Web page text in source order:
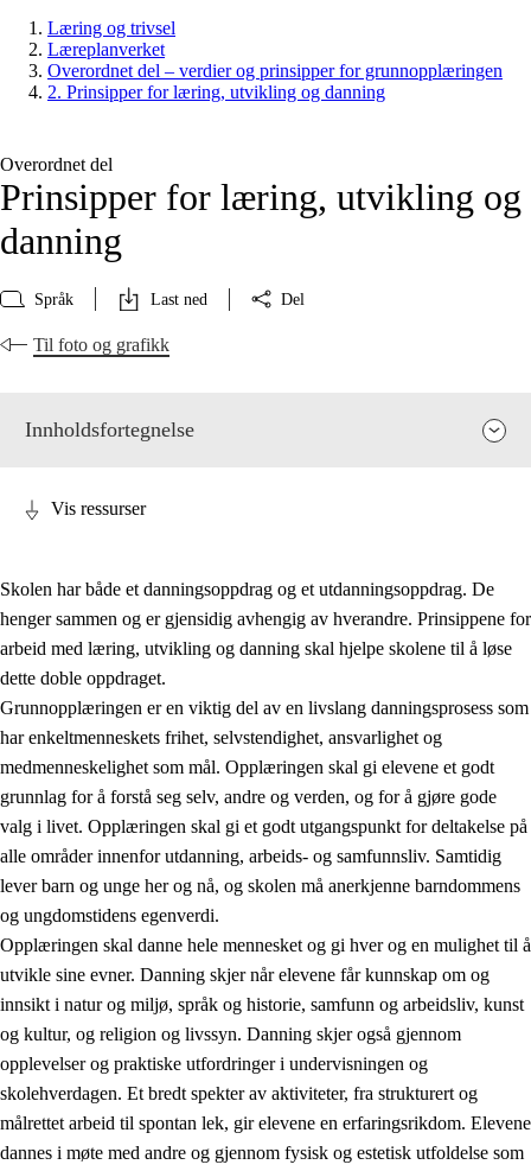
Læring og trivsel
Læreplanverket
Overordnet del – verdier og prinsipper for grunnopplæringen
2. Prinsipper for læring, utvikling og danning
Overordnet del
Prinsipper for læring, utvikling og
danning
Språk Last ned Del
Til foto og grafikk
Innholdsfortegnelse
2. Prinsipper for læring, utvikling og danning
2.1 Sosial læring og utvikling
2.2 Kompetanse i fagene
2.3 Grunnleggende ferdigheter
2.4 Å lære å lære
Tverrfaglige temaer
Vis ressurser
Skolen har både et danningsoppdrag og et utdanningsoppdrag. De
henger sammen og er gjensidig avhengig av hverandre. Prinsippene for
arbeid med læring, utvikling og danning skal hjelpe skolene til å løse
dette doble oppdraget.
Grunnopplæringen er en viktig del av en livslang danningsprosess som
har enkeltmenneskets frihet, selvstendighet, ansvarlighet og
medmenneskelighet som mål. Opplæringen skal gi elevene et godt
grunnlag for å forstå seg selv, andre og verden, og for å gjøre gode
valg i livet. Opplæringen skal gi et godt utgangspunkt for deltakelse på
alle områder innenfor utdanning, arbeids- og samfunnsliv. Samtidig
lever barn og unge her og nå, og skolen må anerkjenne barndommens
og ungdomstidens egenverdi.
Opplæringen skal danne hele mennesket og gi hver og en mulighet til å
utvikle sine evner. Danning skjer når elevene får kunnskap om og
innsikt i natur og miljø, språk og historie, samfunn og arbeidsliv, kunst
og kultur, og religion og livssyn. Danning skjer også gjennom
opplevelser og praktiske utfordringer i undervisningen og
skolehverdagen. Et bredt spekter av aktiviteter, fra strukturert og
målrettet arbeid til spontan lek, gir elevene en erfaringsrikdom. Elevene
dannes i møte med andre og gjennom fysisk og estetisk utfoldelse som